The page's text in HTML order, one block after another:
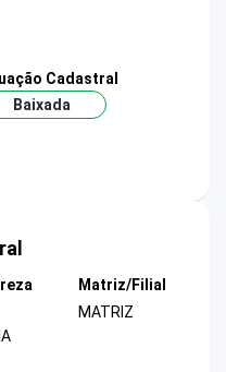
Cadastral
Baixada
Matriz/Filial
MATRIZ